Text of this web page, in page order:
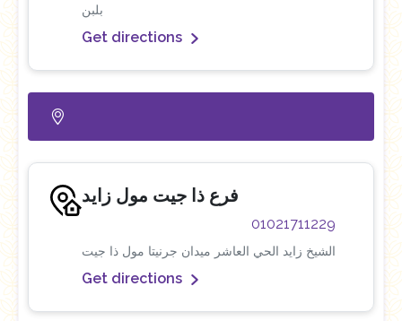
بلبن
Get directions
فرع ذا جيت مول زايد
01021711229
الشيخ زايد الحي العاشر ميدان جرنيتا مول ذا جيت
Get directions